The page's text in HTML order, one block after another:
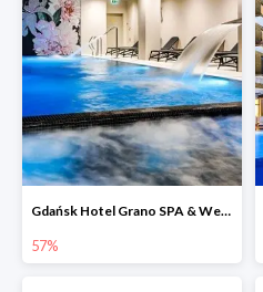
Gdańsk Hotel Grano SPA & Wellness w Travelist do -57%
57%